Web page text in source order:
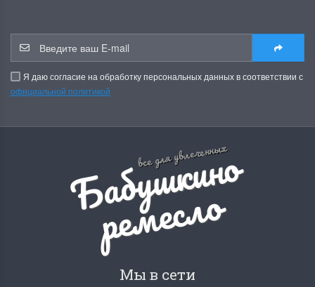
Я даю согласие на обработку персональных данных в соответствии с
официальной политикой
все для увлеченных
Б
а
б
у
ш
к
и
н
о
р
е
м
е
с
л
о
Мы в сети